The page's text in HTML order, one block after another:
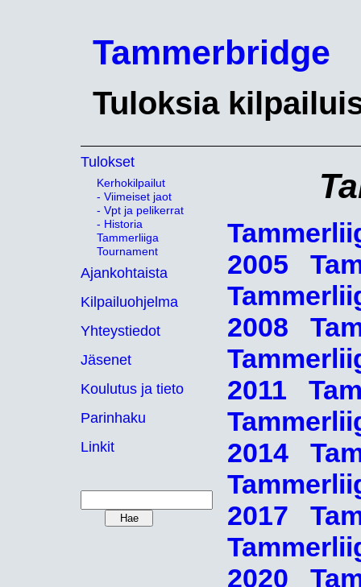
Tammerbridge
Tuloksia
Tulokset
Kerhokilpailut
- Viimeiset jaot
- Vpt ja pelikerrat
- Historia
Tammerliiga
Tournament
Ajankohtaista
Kilpailuohjelma
Yhteystiedot
Jäsenet
Koulutus ja tieto
Parinhaku
Linkit
2005
2008
2011
2014
2017
2020